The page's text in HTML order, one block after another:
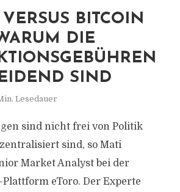
BITCOIN
DIE
SIND
Lesedauer
sind nicht frei von Politik
sind, so Mati
Market Analyst bei der
eToro. Der Experte